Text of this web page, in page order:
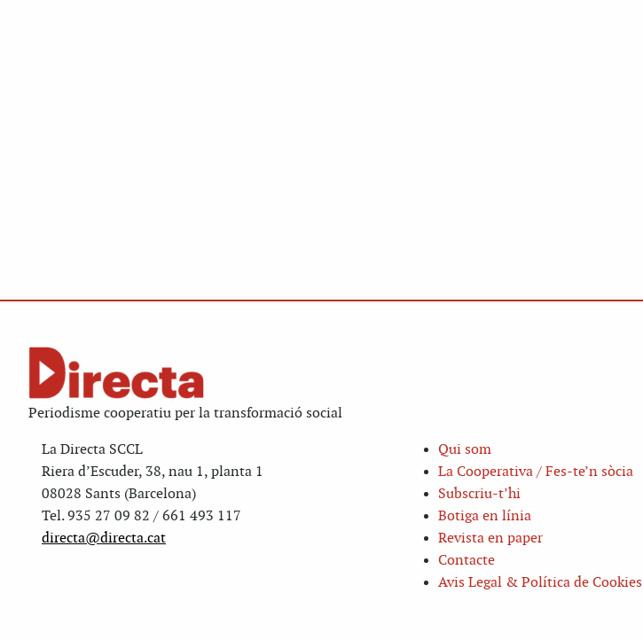
Periodisme cooperatiu per la transformació social
La Directa SCCL
Riera d’Escuder, 38, nau 1, planta 1
08028 Sants (Barcelona)
Tel. 935 27 09 82 / 661 493 117
directa@directa.cat
Qui som
La Cooperativa / Fes-te’n sòcia
Subscriu-t’hi
Botiga en línia
Revista en paper
Contacte
Avis Legal & Política de Cookies